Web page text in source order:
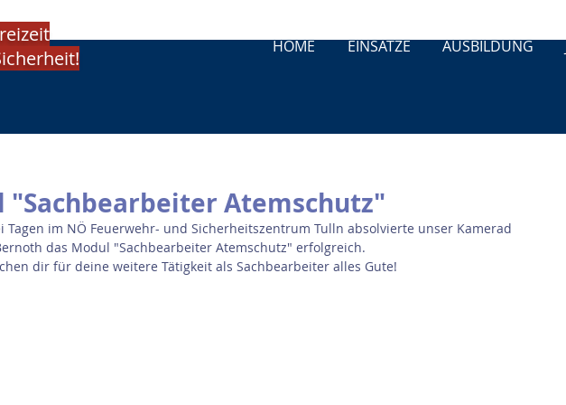
HOME EINSÄTZE AUSBILDUNG
"Sachbearbeiter Atemschutz"
Tagen im NÖ Feuerwehr- und Sicherheitszentrum Tulln absolvierte unser Kamerad
das Modul "Sachbearbeiter Atemschutz" erfolgreich.
dir für deine weitere Tätigkeit als Sachbearbeiter alles Gute!